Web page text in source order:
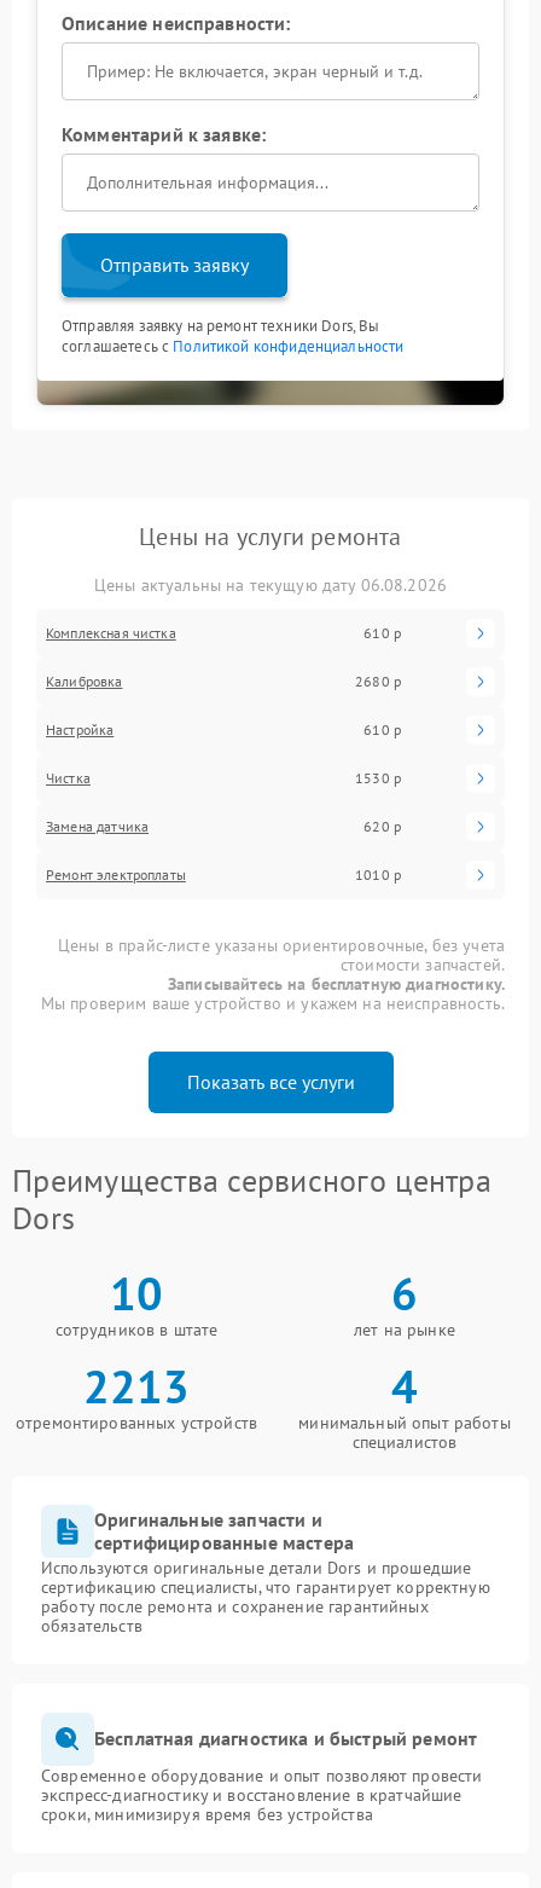
Описание неисправности:
Комментарий к заявке:
Отправить заявку
Отправляя заявку на ремонт техники Dors, Вы
соглашаетесь с Политикой конфиденциальности
Цены на услуги ремонта
Цены актуальны на текущую дату 06.08.2026
Комплексная чистка 610 р
Калибровка 2680 р
Настройка 610 р
Чистка 1530 р
Замена датчика 620 р
Ремонт электроплаты 1010 р
Цены в прайс-листе указаны ориентировочные, без учета
стоимости запчастей.
Записывайтесь на бесплатную диагностику.
Мы проверим ваше устройство и укажем на неисправность.
Показать все услуги
Преимущества сервисного центра
Dors
10
сотрудников в штате
6
лет на рынке
2213
отремонтированных устройств
4
минимальный опыт работы
специалистов
Оригинальные запчасти и
сертифицированные мастера
Используются оригинальные детали Dors и прошедшие
сертификацию специалисты, что гарантирует корректную
работу после ремонта и сохранение гарантийных
обязательств
Бесплатная диагностика и быстрый ремонт
Современное оборудование и опыт позволяют провести
экспресс-диагностику и восстановление в кратчайшие
сроки, минимизируя время без устройства